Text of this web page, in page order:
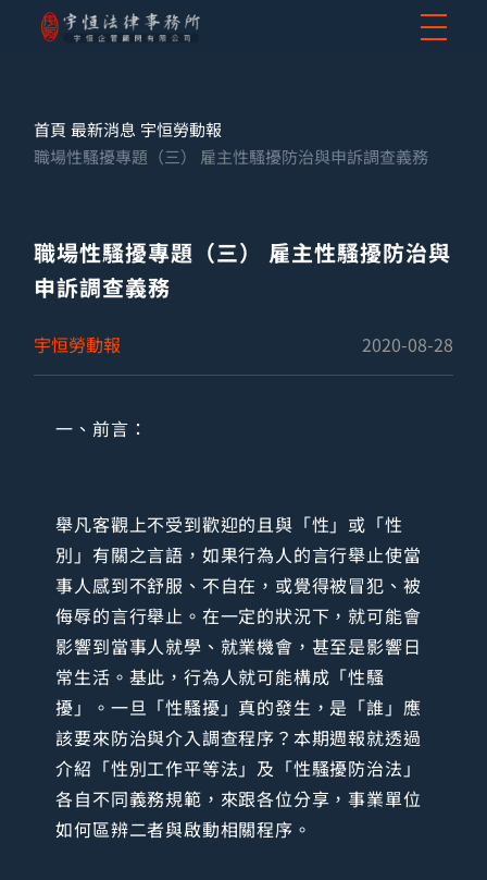
首頁 最新消息 宇恒勞動報
職場性騷擾專題（三） 雇主性騷擾防治與申訴調查義務
職場性騷擾專題（三） 雇主性騷擾防治與
申訴調查義務
宇恒勞動報 2020-08-28
一、前言：
舉凡客觀上不受到歡迎的且與「性」或「性
別」有關之言語，如果行為人的言行舉止使當
事人感到不舒服、不自在，或覺得被冒犯、被
侮辱的言行舉止。在一定的狀況下，就可能會
影響到當事人就學、就業機會，甚至是影響日
常生活。基此，行為人就可能構成「性騷
擾」。一旦「性騷擾」真的發生，是「誰」應
該要來防治與介入調查程序？本期週報就透過
介紹「性別工作平等法」及「性騷擾防治法」
各自不同義務規範，來跟各位分享，事業單位
如何區辨二者與啟動相關程序。